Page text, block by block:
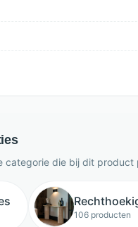
categorie die bij dit product
106 producten